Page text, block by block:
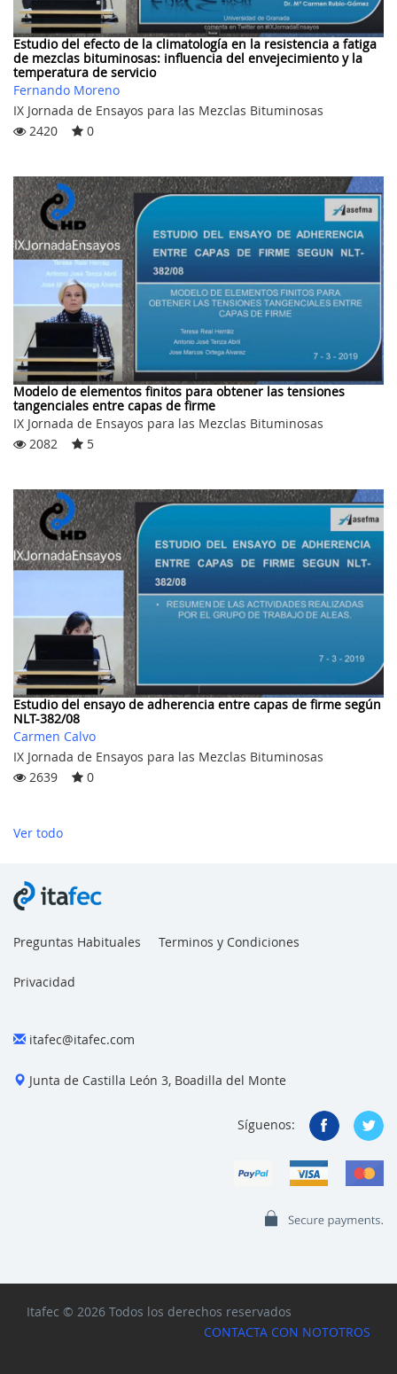
Estudio del efecto de la climatología en la resistencia a fatiga
de mezclas bituminosas: influencia del envejecimiento y la
temperatura de servicio
Fernando Moreno
IX Jornada de Ensayos para las Mezclas Bituminosas
2420
0
Modelo de elementos finitos para obtener las tensiones
tangenciales entre capas de firme
IX Jornada de Ensayos para las Mezclas Bituminosas
2082
5
Estudio del ensayo de adherencia entre capas de firme según
NLT-382/08
Carmen Calvo
IX Jornada de Ensayos para las Mezclas Bituminosas
2639
0
Ver todo
Preguntas Habituales Terminos y Condiciones
Privacidad
itafec@itafec.com
Junta de Castilla León 3, Boadilla del Monte
Síguenos:
Itafec © 2026 Todos los derechos reservados
CONTACTA CON NOTOTROS